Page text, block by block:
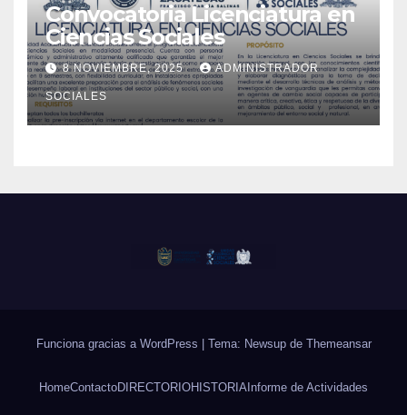
Convocatoria Licenciatura en
Ciencias Sociales
8 NOVIEMBRE, 2025 ADMINISTRADOR
SOCIALES
Funciona gracias a WordPress Tema: Newsup de Themeansar
HomeContactoDIRECTORIOHISTORIA Informe de Actividades